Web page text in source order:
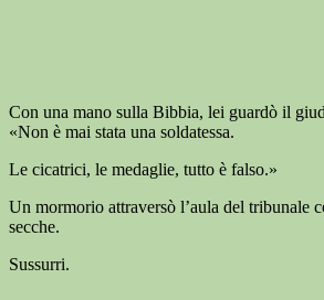
Con una mano sulla Bibbia, lei guardò il
«Non è mai stata una soldatessa.
Le cicatrici, le medaglie, tutto è falso.»
Un mormorio attraversò l’aula del tribunale
secche.
Sussurri.